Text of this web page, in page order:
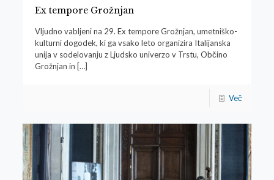
Ex tempore Grožnjan
Vljudno vabljeni na 29. Ex tempore Grožnjan, umetniško-
kulturni dogodek, ki ga vsako leto organizira Italijanska
unija v sodelovanju z Ljudsko univerzo v Trstu, Občino
Grožnjan in […]
Več